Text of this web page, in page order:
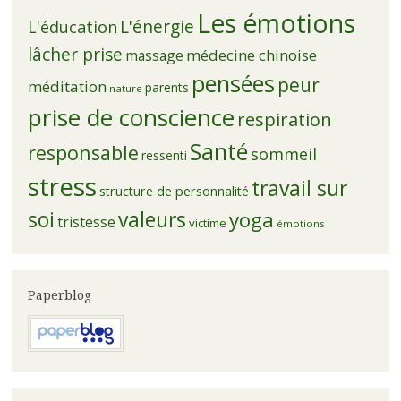
L'éducation L'énergie Les émotions
lâcher prise massage médecine chinoise
méditation nature parents pensées peur
prise de conscience respiration
responsable ressenti Santésommeil
stress structure de personnalité travail sur
soi tristessevaleurs victime yoga émotions
Paperblog